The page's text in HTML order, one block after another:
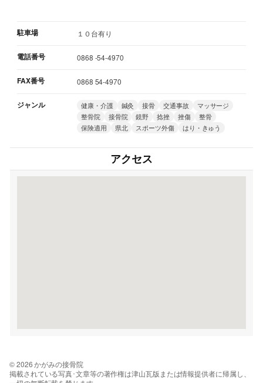
駐車場 １０台有り
電話番号 0868 -54-4970
FAX番号 0868 54-4970
ジャンル 健康・介護 鍼灸 接骨 交通事故
マッサージ
整骨院
接骨院 鏡野 捻挫 挫傷
整骨
保険適用
県北 スポーツ外傷 はり・きゅう
アクセス
© 2026 かがみの接骨院
掲載されている写真･文章等の著作権は津山瓦版または情報提供者に帰属し、